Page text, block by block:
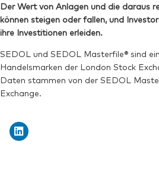
Der Wert von Anlagen und die daraus
können steigen oder fallen, und
ihre Investitionen erleiden.
SEDOL und SEDOL Masterfile® sind
Handelsmarken der London Stock
Daten stammen von der SEDOL
Exchange.